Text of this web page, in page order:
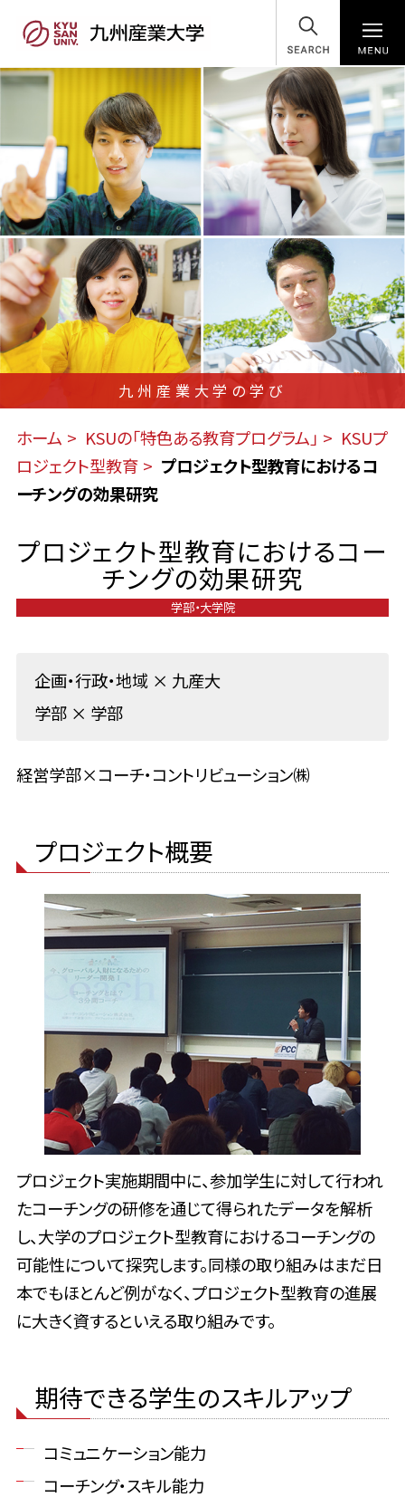
SEARCH
九州産業大学の学び
ホーム KSUの「特色ある教育プログラム」
KSUプ
ロジェクト型教育
プロジェクト型教育におけるコ
ーチングの効果研究
プロジェクト型教育におけるコー
チングの効果研究
学部・大学院
企画・行政・地域 × 九産大
学部 × 学部
経営学部×コーチ・コントリビューション㈱
プロジェクト概要
プロジェクト実施期間中に、参加学生に対して行われ
たコーチングの研修を通じて得られたデータを解析
し、大学のプロジェクト型教育におけるコーチングの
可能性について探究します。同様の取り組みはまだ日
本でもほとんど例がなく、プロジェクト型教育の進展
に大きく資するといえる取り組みです。
期待できる学生のスキルアップ
コミュニケーション能力
コーチング・スキル能力